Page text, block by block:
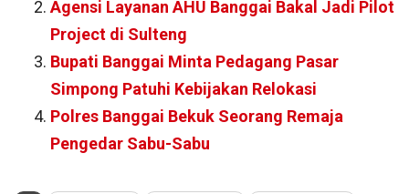
Agensi Layanan AHU Banggai Bakal Jadi Pilot
Project di Sulteng
Bupati Banggai Minta Pedagang Pasar
Simpong Patuhi Kebijakan Relokasi
Polres Banggai Bekuk Seorang Remaja
Pengedar Sabu-Sabu